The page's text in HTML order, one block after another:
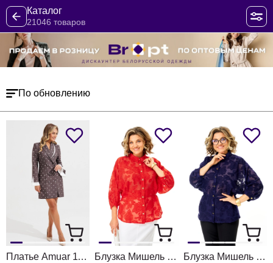
Каталог
21046 товаров
По обновлению
Платье Amuar 1136 Блузка Мишель Шик 802 красный Блузка Мишель Шик 802 синий